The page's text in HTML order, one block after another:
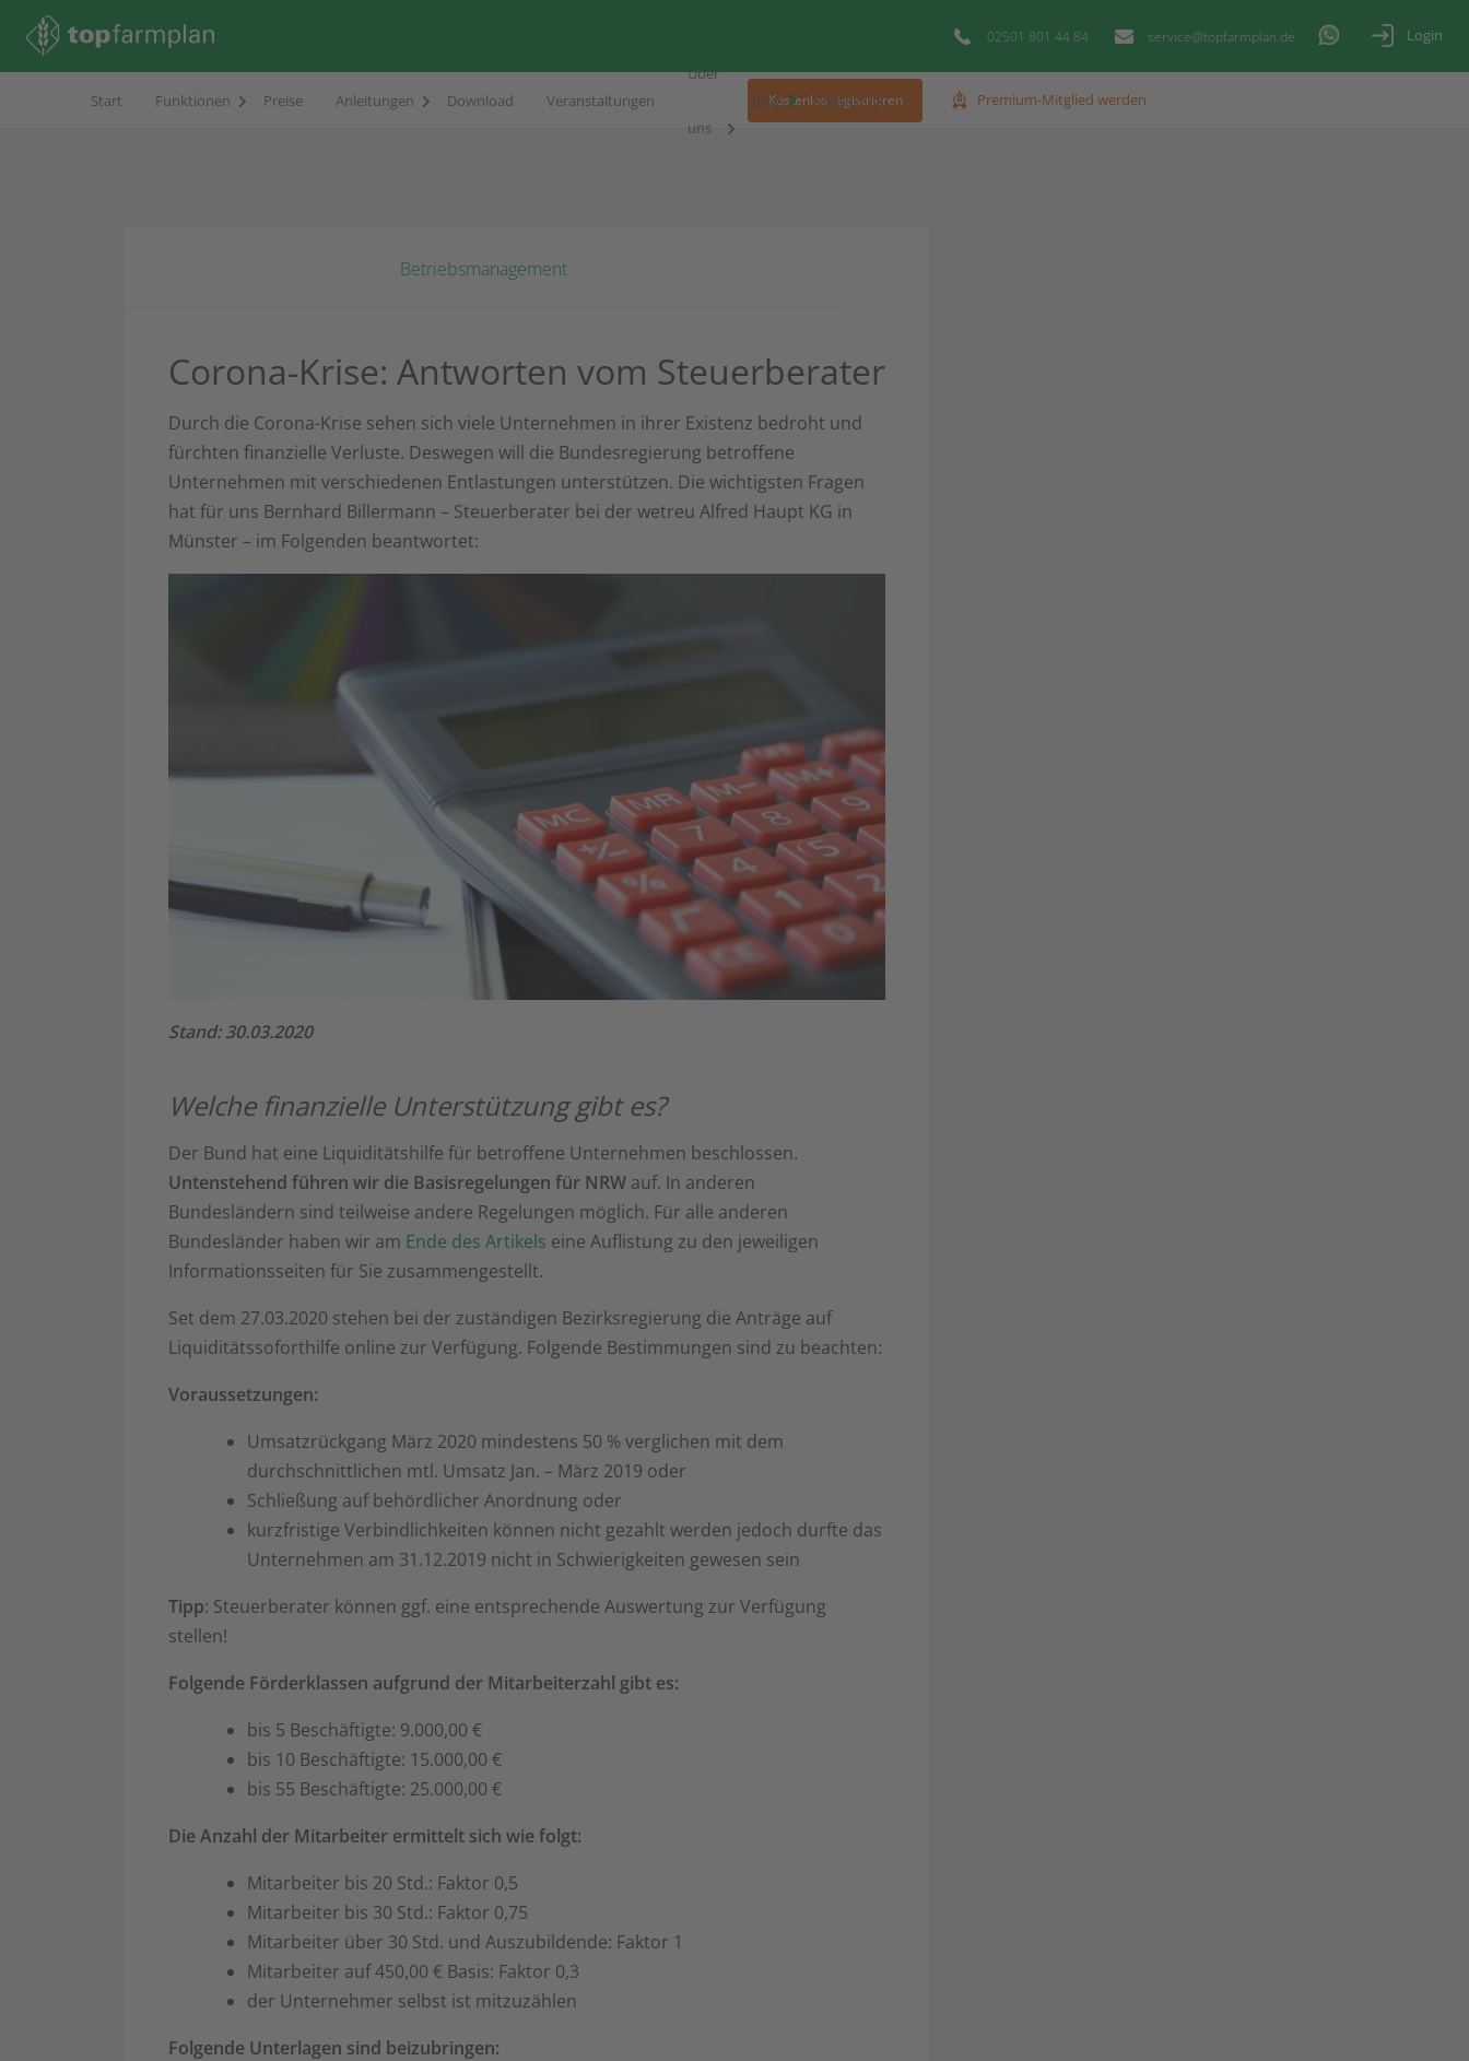
02501 801 44 84 service@topfarmplan.de Login
Start Funktionen Preise Anleitungen Download Veranstaltungen
Über
uns
Blog Kontakt
Kostenlos registrieren Premium-Mitglied werden
Betriebsmanagement
Corona-Krise: Antworten vom Steuerberater
Durch die Corona-Krise sehen sich viele Unternehmen in ihrer Existenz bedroht und
fürchten finanzielle Verluste. Deswegen will die Bundesregierung betroffene
Unternehmen mit verschiedenen Entlastungen unterstützen. Die wichtigsten Fragen
hat für uns Bernhard Billermann – Steuerberater bei der wetreu Alfred Haupt KG in
Münster – im Folgenden beantwortet:
Stand: 30.03.2020
Welche finanzielle Unterstützung gibt es?
Der Bund hat eine Liquiditätshilfe für betroffene Unternehmen beschlossen.
Untenstehend führen wir die Basisregelungen für NRW auf. In anderen
Bundesländern sind teilweise andere Regelungen möglich. Für alle anderen
Bundesländer haben wir am Ende des Artikels eine Auflistung zu den jeweiligen
Informationsseiten für Sie zusammengestellt.
Set dem 27.03.2020 stehen bei der zuständigen Bezirksregierung die Anträge auf
Liquiditätssoforthilfe online zur Verfügung. Folgende Bestimmungen sind zu beachten:
Voraussetzungen:
Umsatzrückgang März 2020 mindestens 50 % verglichen mit dem
durchschnittlichen mtl. Umsatz Jan. – März 2019 oder
Schließung auf behördlicher Anordnung oder
kurzfristige Verbindlichkeiten können nicht gezahlt werden jedoch durfte das
Unternehmen am 31.12.2019 nicht in Schwierigkeiten gewesen sein
Tipp: Steuerberater können ggf. eine entsprechende Auswertung zur Verfügung
stellen!
Folgende Förderklassen aufgrund der Mitarbeiterzahl gibt es:
bis 5 Beschäftigte: 9.000,00 €
bis 10 Beschäftigte: 15.000,00 €
bis 55 Beschäftigte: 25.000,00 €
Die Anzahl der Mitarbeiter ermittelt sich wie folgt:
Mitarbeiter bis 20 Std.: Faktor 0,5
Mitarbeiter bis 30 Std.: Faktor 0,75
Mitarbeiter über 30 Std. und Auszubildende: Faktor 1
Mitarbeiter auf 450,00 € Basis: Faktor 0,3
der Unternehmer selbst ist mitzuzählen
Folgende Unterlagen sind beizubringen: